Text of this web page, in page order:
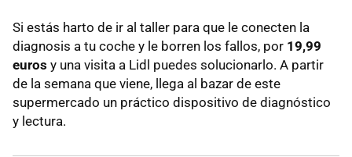
Si estás harto de ir al taller para que le conecten la
diagnosis a tu coche y le borren los fallos, por 19,99
euros y una visita a Lidl puedes solucionarlo. A partir
de la semana que viene, llega al bazar de este
supermercado un práctico dispositivo de diagnóstico
y lectura.